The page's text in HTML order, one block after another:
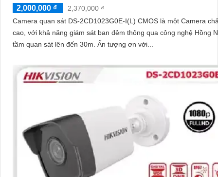
2,000,000 ₫
2,370,000 ₫
Camera quan sát DS-2CD1023G0E-I(L) CMOS là một Camera
cao, với khả năng giám sát ban đêm thông qua công nghệ Hồng
tầm quan sát lên đến 30m. Ấn tượng ơn với...